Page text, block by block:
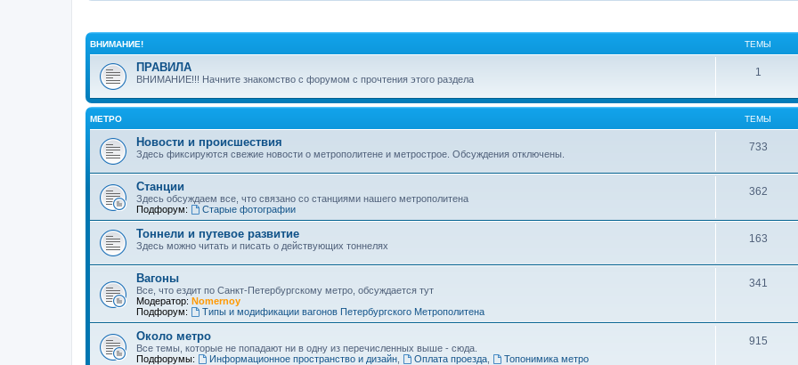
ВНИМАНИЕ! ТЕМЫ
ПРАВИЛА
ВНИМАНИЕ!!! Начните знакомство с форумом с прочтения этого раздела
1
МЕТРО ТЕМЫ
Новости и происшествия
Здесь фиксируются свежие новости о метрополитене и метрострое. Обсуждения отключены.
733
Станции
Здесь обсуждаем все, что связано со станциями нашего метрополитена
Подфорум:
Старые фотографии
362
Тоннели и путевое развитие
Здесь можно читать и писать о действующих тоннелях
163
Вагоны
Все, что ездит по Санкт-Петербургскому метро, обсуждается тут
Модератор: Nomernoy
Подфорум:
Типы и модификации вагонов Петербургского Метрополитена
341
Около метро
Все темы, которые не попадают ни в одну из перечисленных выше - сюда.
Подфорумы:
Информационное пространство и дизайн, Оплата проезда, Топонимика метро
915